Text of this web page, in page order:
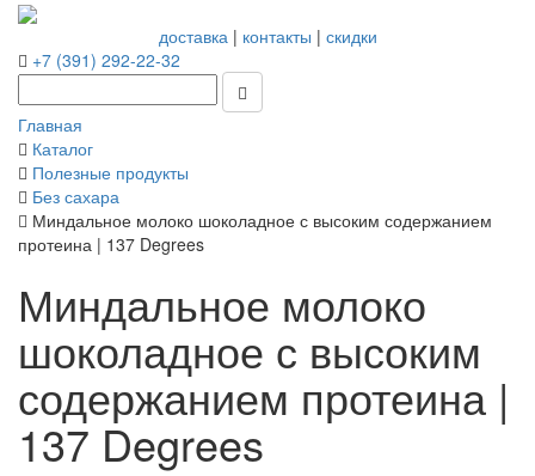
доставка| контакты | скидки
+7 (391) 292-22-32
Главная
Каталог
Полезные продукты
Без сахара
Миндальное молоко шоколадное с высоким содержанием
протеина | 137 Degrees
Миндальное молоко
шоколадное с высоким
содержанием протеина |
137 Degrees